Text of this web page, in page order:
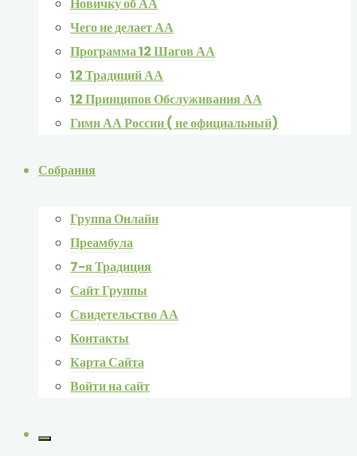
Чего не делает АА
Программа 12 Шагов АА
12 Традиций АА
12 Принципов Обслуживания АА
Гимн АА России ( не официальный)
Собрания
Группа Онлайн
Преамбула
7-я Традиция
Сайт Группы
Свидетельство АА
Контакты
Карта Сайта
Войти на сайт